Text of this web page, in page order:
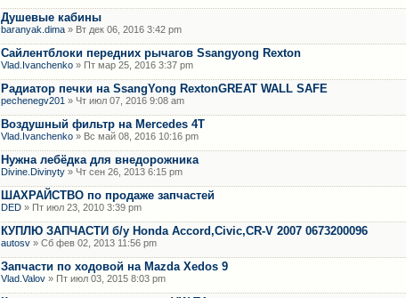
Душевые кабины
baranyak.dima » Вт дек 06, 2016 3:42 pm
Сайлентблоки передних рычагов Ssangyong Rexton
Vlad.Ivanchenko » Пт мар 25, 2016 3:37 pm
Радиатор печки на SsangYong RextonGREAT WALL SAFЕ
pechenegv201 » Чт июл 07, 2016 9:08 am
Воздушный фильтр на Mercedes 4T
Vlad.Ivanchenko » Вс май 08, 2016 10:16 pm
Нужна лебёдка для внедорожника
Divine.Divinyty » Чт сен 26, 2013 6:15 pm
ШАХРАЙСТВО по продаже запчастей
DED » Пт июл 23, 2010 3:39 pm
КУПЛЮ ЗАПЧАСТИ б/у Honda Accord,Civic,CR-V 2007 0673200096
autosv » Сб фев 02, 2013 11:56 pm
Запчасти по ходовой на Mazda Xedos 9
Vlad.Valov » Пт июл 03, 2015 8:03 pm